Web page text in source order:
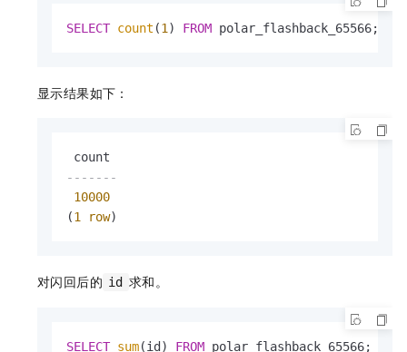
SELECT count (1) FROM polar_flashback_65566;
显示结果如下：
-------
10000
(1 row)
对闪回后的 id 求和。
SELECT sum(id) FROM polar_flashback_65566;